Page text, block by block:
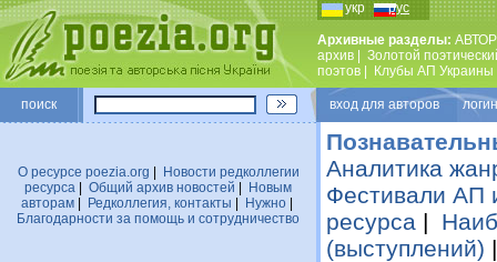
укр рус
Архивные разделы:
архив
Золотой
поэтов
Клубы АП Украины
поиск вход для авторов
О ресурсе poezia.org
Новости редколлегии
ресурса
Общий архив новостей
Новым
авторам| Редколлегия, контакты Нужно|
Благодарности за помощь и сотрудничество
Аналитика
Фестивали АП
ресурса |
(выступлений)